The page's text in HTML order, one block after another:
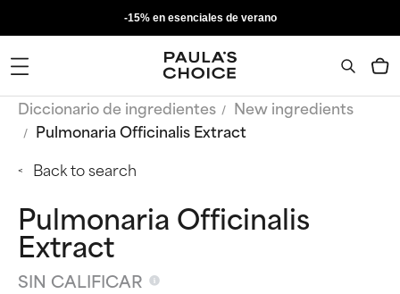
-15% en esenciales de verano
Diccionario de ingredientes
New ingredients
Pulmonaria Officinalis Extract
Back to search
Pulmonaria Officinalis
Extract
SIN CALIFICAR